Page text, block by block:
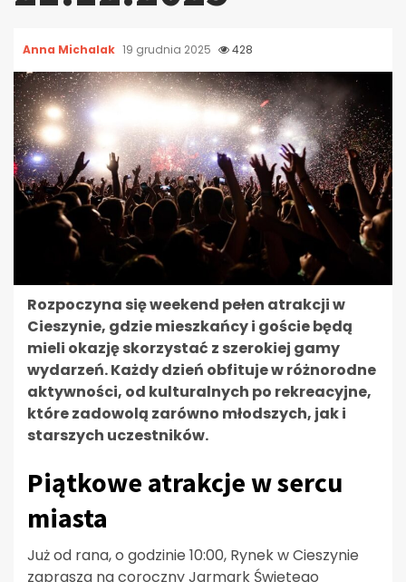
Anna Michalak 19 grudnia 2025 428
Rozpoczyna się weekend pełen atrakcji w
Cieszynie, gdzie mieszkańcy i goście będą
mieli okazję skorzystać z szerokiej gamy
wydarzeń. Każdy dzień obfituje w różnorodne
aktywności, od kulturalnych po rekreacyjne,
które zadowolą zarówno młodszych, jak i
starszych uczestników.
Piątkowe atrakcje w sercu
miasta
Już od rana, o godzinie 10:00, Rynek w Cieszynie
zaprasza na coroczny Jarmark Świętego